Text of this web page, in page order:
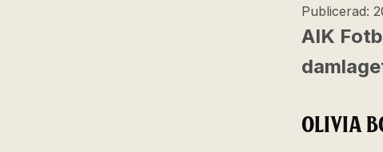
Publicerad:
AIK
OLIVIA